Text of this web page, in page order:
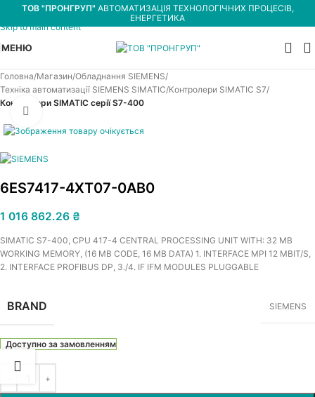
Skip to navigation
Skip to main content
ТОВ "ПРОНГРУП" АВТОМАТИЗАЦІЯ ТЕХНОЛОГІЧНИХ ПРОЦЕСІВ,
ЕНЕРГЕТИКА
МЕНЮ
Головна Магазин Обладнання SIEMENS
Техніка автоматизації SIEMENS SIMATIC Контролери SIMATIC S7
Контролери SIMATIC серії S7-400
Увеличить
6ES7417-4XT07-0AB0
1 016 862.26 ₴
SIMATIC S7-400, CPU 417-4 CENTRAL PROCESSING UNIT WITH: 32 MB
WORKING MEMORY, (16 MB CODE, 16 MB DATA) 1. INTERFACE MPI 12 MBIT/S,
2. INTERFACE PROFIBUS DP, 3./4. IF IFM MODULES PLUGGABLE
BRAND SIEMENS
Доступно за замовленням